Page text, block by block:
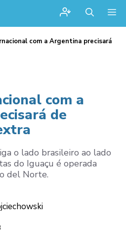
com a Argentina precisará
com a
de
o lado brasileiro ao lado
do Iguaçu é operada
del Norte.